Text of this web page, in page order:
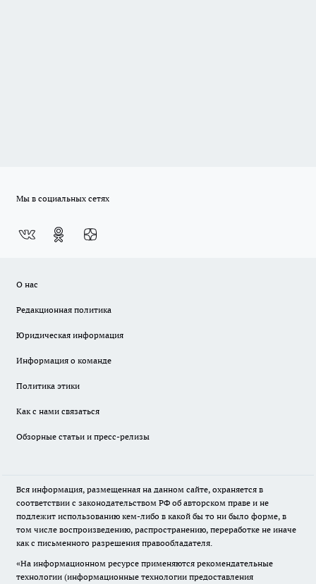
Мы в социальных сетях
О нас
Редакционная политика
Юридическая информация
Информация о команде
Политика этики
Как с нами связаться
Обзорные статьи и пресс-релизы
Вся информация, размещенная на данном сайте, охраняется в
соответствии с законодательством РФ об авторском праве и не
подлежит использованию кем-либо в какой бы то ни было форме, в
том числе воспроизведению, распространению, переработке не иначе
как с письменного разрешения правообладателя.
«На информационном ресурсе применяются рекомендательные
технологии (информационные технологии предоставления